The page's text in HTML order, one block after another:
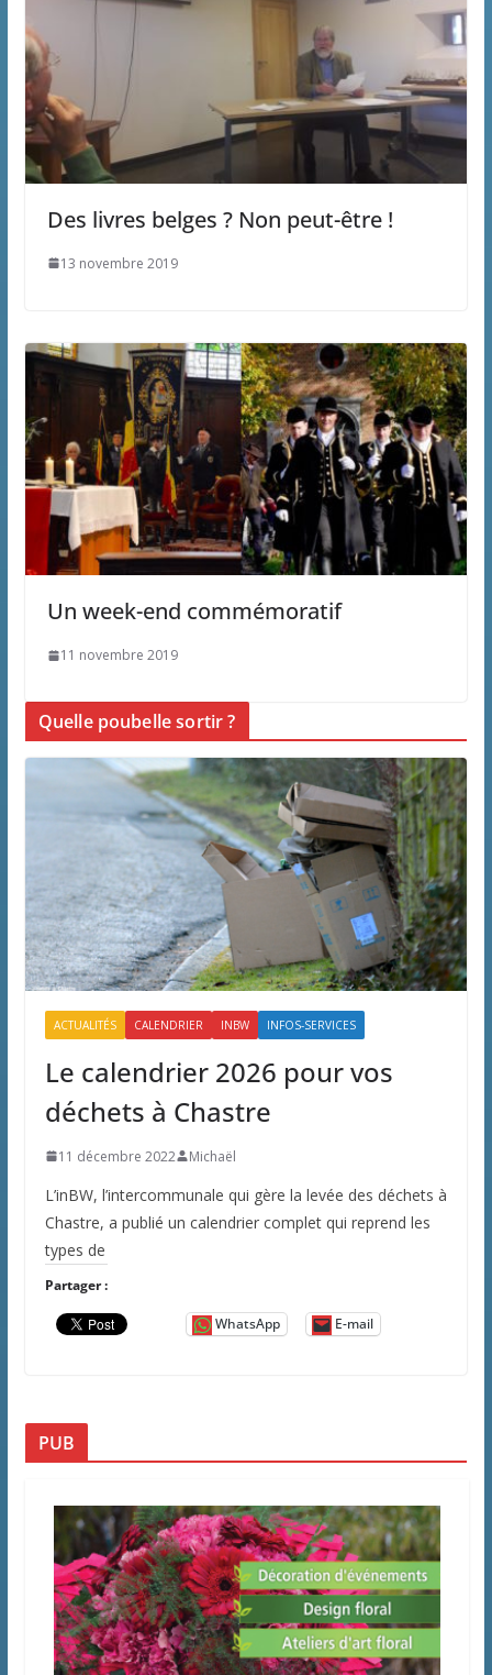
Des livres belges ? Non peut-être !
13 novembre 2019
Un week-end commémoratif
11 novembre 2019
Quelle poubelle sortir ?
ACTUALITÉS CALENDRIER INBW INFOS-SERVICES
Le calendrier 2026 pour vos
déchets à Chastre
11 décembre 2022 Michaël
L’inBW, l’intercommunale qui gère la levée des déchets à
Chastre, a publié un calendrier complet qui reprend les
types de
Partager :
WhatsApp E-mail
PUB